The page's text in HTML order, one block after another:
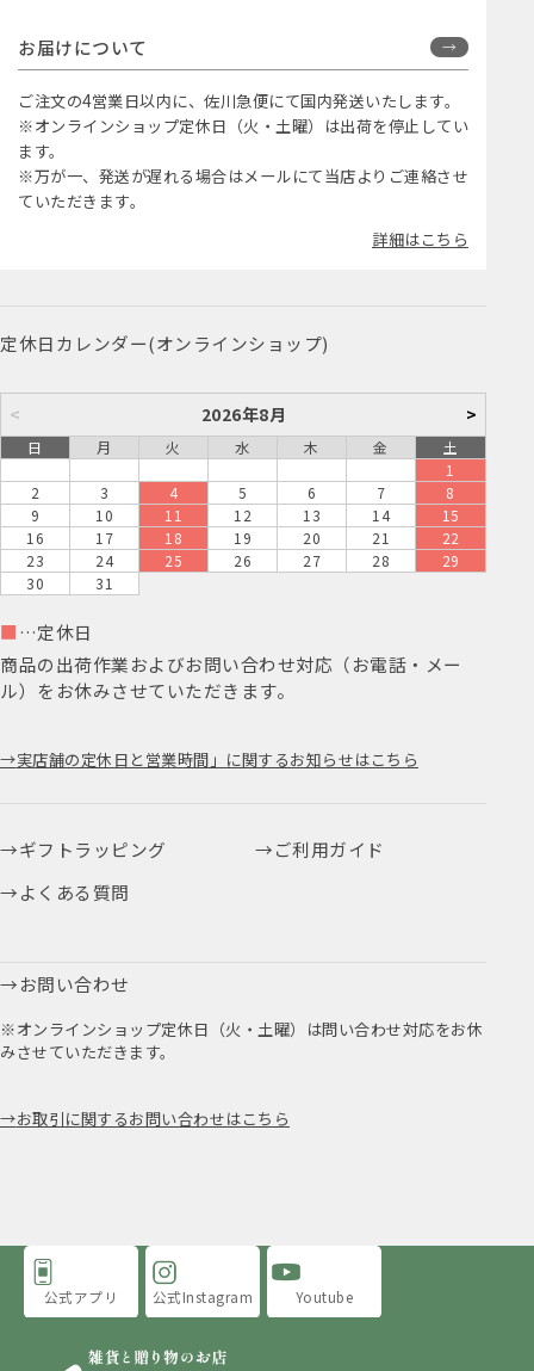
お届けについて
ご注文の4営業日以内に、佐川急便にて国内発送いたします。
※オンラインショップ定休日（火・土曜）は出荷を停止してい
ます。
※万が一、発送が遅れる場合はメールにて当店よりご連絡させ
ていただきます。
詳細はこちら
定休日カレンダー(オンラインショップ)
< 2026年8月 >
日 月 火 水 木 金
土
1
2
3 4 5 6 7
8
9
10 11 12 13 14
15
16
17 18 19 20 21
22
23
24 25 26 27 28
29
30
31
■ …定休日
商品の出荷作業およびお問い合わせ対応（お電話・メー
ル）をお休みさせていただきます。
実店舗の定休日と営業時間」に関するお知らせはこちら
ギフトラッピング
ご利用ガイド
よくある質問
お問い合わせ
※オンラインショップ定休日（火・土曜）は問い合わせ対応をお休
みさせていただきます。
お取引に関するお問い合わせはこちら
公式アプリ 公式Instagram Youtube